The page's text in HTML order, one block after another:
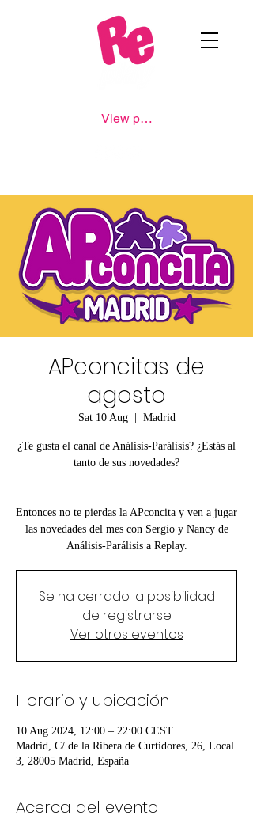
View points
APconcitas de
agosto
Sat 10 Aug
  |
Madrid
¿Te gusta el canal de Análisis-Parálisis? ¿Estás al
tanto de sus novedades?
Entonces no te pierdas la APconcita y ven a jugar
las novedades del mes con Sergio y Nancy de
Análisis-Parálisis a Replay.
Se ha cerrado la posibilidad
de registrarse
Ver otros eventos
Horario y ubicación
10 Aug 2024, 12:00 – 22:00 CEST
Madrid, C/ de la Ribera de Curtidores, 26, Local
3, 28005 Madrid, España
Acerca del evento